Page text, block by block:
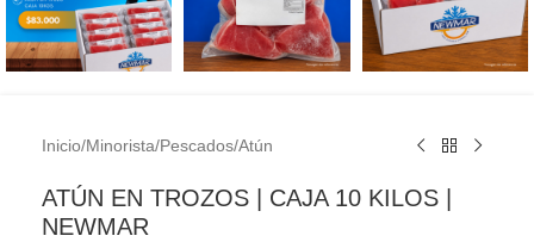
Inicio/Minorista/Pescados/Atún
ATÚN EN TROZOS | CAJA 10 KILOS |
NEWMAR